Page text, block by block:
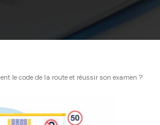
le code de la route et réussir son examen ?